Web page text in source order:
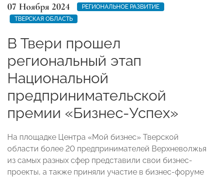
07 Ноября 2024
РЕГИОНАЛЬНОЕ РАЗВИТИЕ
ТВЕРСКАЯ ОБЛАСТЬ
В Твери прошел
региональный этап
Национальной
предпринимательской
премии «Бизнес-Успех»
На площадке Центра «Мой бизнес» Тверской
области более 20 предпринимателей Верхневолжья
из самых разных сфер представили свои бизнес-
проекты, а также приняли участие в бизнес-форуме